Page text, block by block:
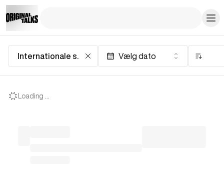
Internationale stjerner
Vælg dato
Loading ...